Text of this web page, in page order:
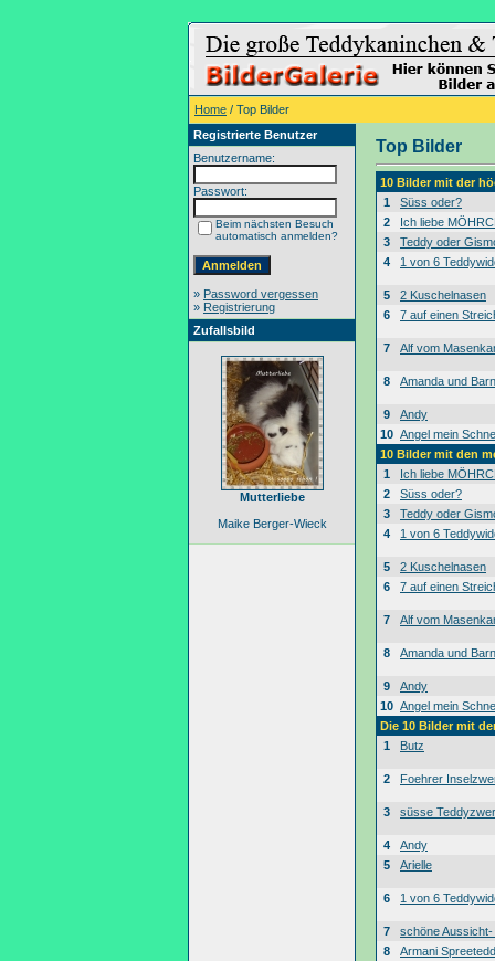
Home / Top Bilder
Registrierte Benutzer
Benutzername:
Passwort:
Beim nächsten Besuch
automatisch anmelden?
» Password vergessen
» Registrierung
Zufallsbild
Mutterliebe
Maike Berger-Wieck
Top Bilder
10 Bilder mit der
1
Süss oder?
2
Ich liebe
3
Teddy oder
4
1 von 6
5
2 Kuschelnasen
6
7 auf einen
7 Alf vom
8 Amanda und
9
Andy
10 Angel mein
10 Bilder mit den
1
Ich liebe
2
Süss oder?
3
Teddy oder
4
1 von 6
5
2 Kuschelnasen
6
7 auf einen
7 Alf vom
8 Amanda und
9
Andy
10 Angel mein
Die 10 Bilder mit
1
Butz
2 Foehrer
3 süsse
4
Andy
5
Arielle
6 1 von 6
7
schöne
8
Armani